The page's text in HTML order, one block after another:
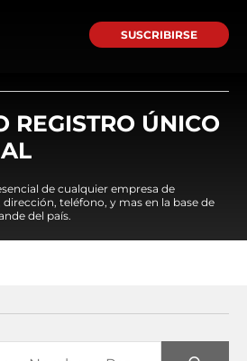
SUSCRIBIRSE
REGISTRO ÚNICO
de cualquier empresa de
teléfono, y mas en la base de
del país.